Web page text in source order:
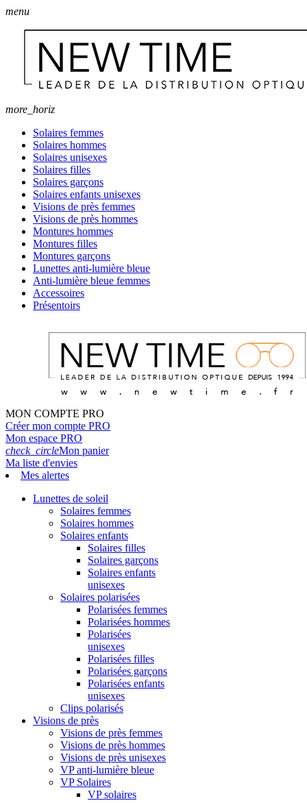
menu
more_horiz
Solaires femmes
Solaires hommes
Solaires unisexes
Solaires filles
Solaires garçons
Solaires enfants unisexes
Visions de près femmes
Visions de près hommes
Montures hommes
Montures filles
Montures garçons
Lunettes anti-lumière bleue
Anti-lumière bleue femmes
Accessoires
Présentoirs
MON COMPTE PRO
Créer mon compte PRO
Mon espace PRO
check_circleMon panier
Ma liste d'envies
Mes alertes
Lunettes de soleil
Solaires femmes
Solaires hommes
Solaires enfants
Solaires filles
Solaires garçons
Solaires enfants
unisexes
Solaires polarisées
Polarisées femmes
Polarisées hommes
Polarisées
unisexes
Polarisées filles
Polarisées garçons
Polarisées enfants
unisexes
Clips polarisés
Visions de près
Visions de près femmes
Visions de près hommes
Visions de près unisexes
VP anti-lumière bleue
VP Solaires
VP solaires